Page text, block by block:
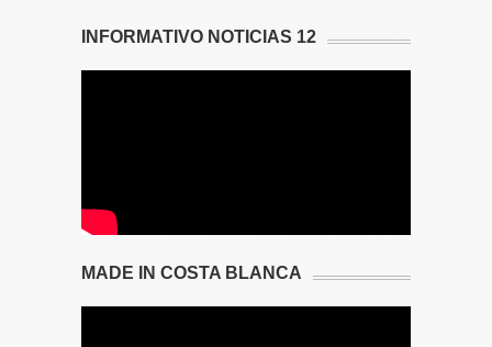
INFORMATIVO NOTICIAS 12
MADE IN COSTA BLANCA